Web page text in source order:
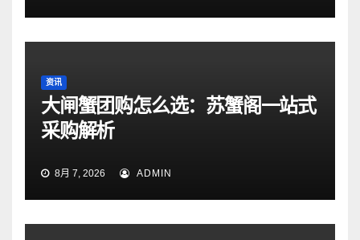
资讯
大闸蟹团购怎么选：苏蟹阁一站式
采购解析
8月 7, 2026 ADMIN